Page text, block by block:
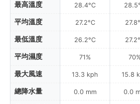
最高溫度
平均溫度
最低溫度
平均濕度
最大風速
總降水量
28.4°C
27.2°C
26.2°C
71%
13.3 kph
0.0 mm
15.8
0.0